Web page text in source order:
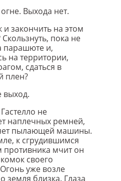
Выхода нет.
и закончить на этом
Скользнуть, пока не
парашюте и,
на территории,
сдаться в
плен?
выход.
не
наплечных ремней,
пылающей машины.
к сгрудившимся
противника мчит он
своего
уже возле
земля близка. Глаза